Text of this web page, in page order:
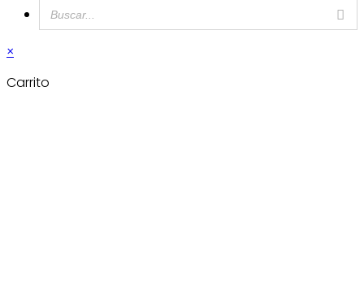
×
Carrito